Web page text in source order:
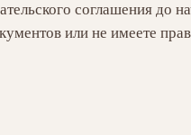
соглашения до
или не имеете